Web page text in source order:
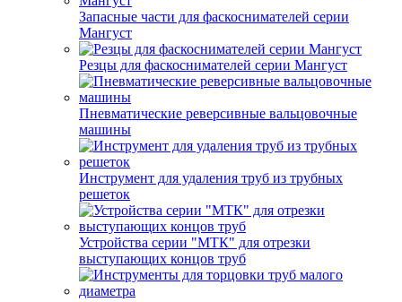
Запасные части для фаскоснимателей серии
Мангуст
Резцы для фаскоснимателей серии Мангуст
Пневматические реверсивные вальцовочные
машины
Инструмент для удаления труб из трубных
решеток
Устройства серии "МТК" для отрезки
выступающих концов труб